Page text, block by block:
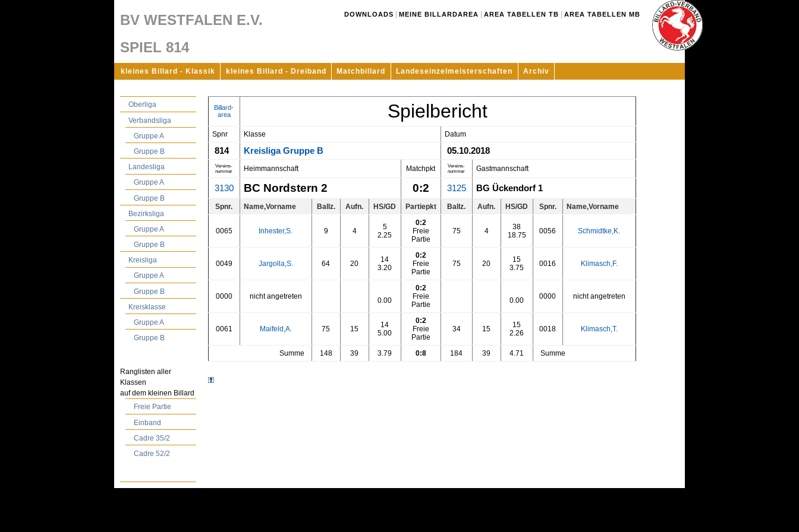
BV WESTFALEN E.V. DOWNLOADS MEINE BILLARDAREA AREA TABELLEN TB AREA TABELLEN MB
SPIEL 814
kleines Billard - Klassik kleines Billard - Dreiband Matchbillard Landeseinzelmeisterschaften Archiv
Oberliga
Verbandsliga
Gruppe A
Gruppe B
Landesliga
Gruppe A
Gruppe B
Bezirksliga
Gruppe A
Gruppe B
Kreisliga
Gruppe A
Gruppe B
Kreisklasse
Gruppe A
Gruppe B
Ranglisten aller
Klassen
auf dem kleinen Billard
Freie Partie
Einband
Cadre 35/2
Cadre 52/2
Billard-
area
Spielbericht
Spnr Klasse Datum
814 Kreisliga Gruppe B 05.10.2018
Vereins-
nummer
Heimmannschaft Matchpkt
Vereins-
nummer
Gastmannschaft
3130 BC Nordstern 2 0:2 3125 BG Ückendorf 1
Spnr. Name,Vorname Ballz. Aufn. HS/GD Partiepkt Ballz. Aufn. HS/GD Spnr. Name,Vorname
0065 Inhester,S. 9 4
5
2.25
0:2
Freie
Partie
75 4
38
18.75
0056 Schmidtke,K.
0049 Jargolla,S. 64 20
14
3.20
0:2
Freie
Partie
75 20
15
3.75
0016 Klimasch,F.
0000 nicht angetreten 0.00
0:2
Freie
Partie
0.00 0000 nicht angetreten
0061 Maifeld,A. 75 15
14
5.00
0:2
Freie
Partie
34 15
15
2.26
0018 Klimasch,T.
Summe 148 39 3.79 0:8 184 39 4.71 Summe